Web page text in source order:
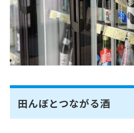
田んぼとつながる酒